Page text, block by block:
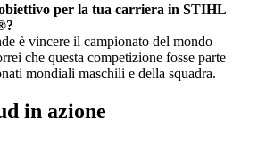
per la tua carriera in STIHL
è vincere il campionato del mondo
che questa competizione fosse parte
mondiali maschili e della squadra.
in azione